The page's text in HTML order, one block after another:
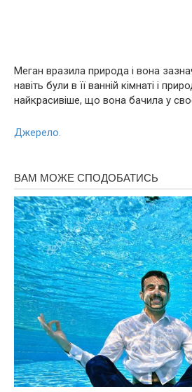
Меган вразила природа і вона
навіть були в її ванній кімнаті і
найкрасивіше, що вона бачила у
Джерело.